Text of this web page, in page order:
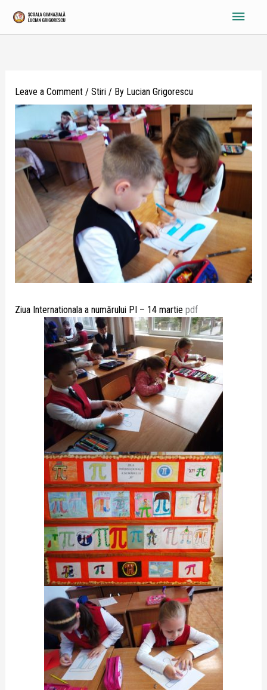
content
Main
Leave a Comment / Stiri/ By Lucian Grigorescu
Ziua Internationala a numărului PI – 14 martie pdf